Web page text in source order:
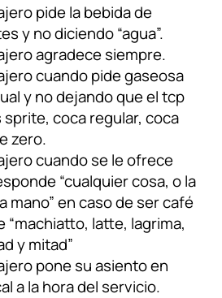
pide la bebida de
y no diciendo “agua”.
agradece siempre.
cuando pide gaseosa
y no dejando que el tcp
sprite, coca regular, coca
zero.
cuando se le ofrece
“cualquier cosa, o la
mano” en caso de ser café
“machiatto, latte, lagrima,
y mitad”
pone su asiento en
a la hora del servicio.